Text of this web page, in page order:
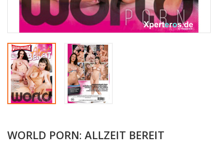
WORLD PORN: ALLZEIT BEREIT